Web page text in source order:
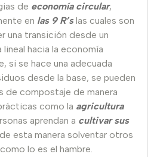
de economía circular,
en las 9 R’slas cuales son
una transición desde un
hacia la economía
si se hace una adecuada
desde la base, se pueden
de compostaje de manera
como la agricultura
aprendan a cultivar sus
esta manera solventar otros
lo es el hambre.